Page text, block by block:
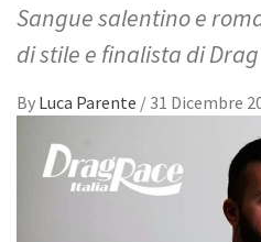
Sangue salentino e
di stile e finalista di
By Luca Parente / 31 Dicembre